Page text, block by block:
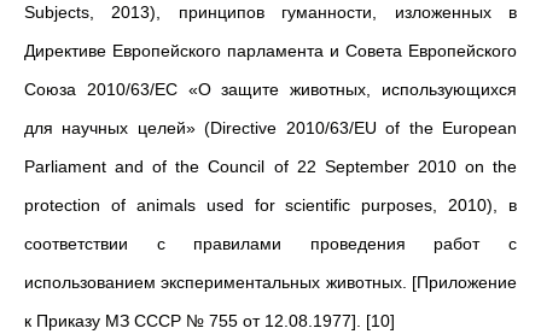
Subjects, 2013), принципов гуманности, изложенных в
Директиве Европейского парламента и Совета Европейского
Союза 2010/63/EC «О защите животных, использующихся
для научных целей» (Directive 2010/63/EU of the European
Parliament and of the Council of 22 September 2010 on the
protection of animals used for scientific purposes, 2010), в
соответствии с правилами проведения работ с
использованием экспериментальных животных. [Приложение
к Приказу МЗ СССР № 755 от 12.08.1977]. [10]